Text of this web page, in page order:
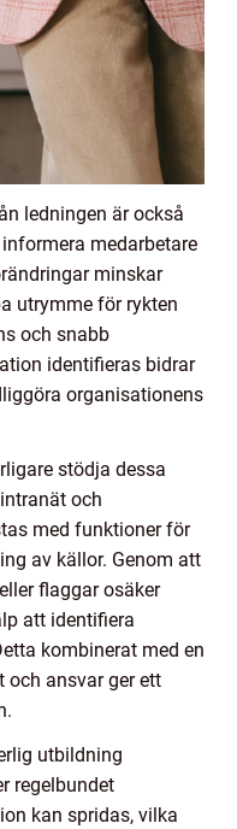
ledningen är också
medarbetare
minskar
utrymme för rykten
och snabb
identifieras bidrar
organisationens
stödja dessa
och
med funktioner för
av källor. Genom att
flaggar osäker
att identifiera
kombinerat med en
och ansvar ger ett
utbildning
regelbundet
kan spridas, vilka